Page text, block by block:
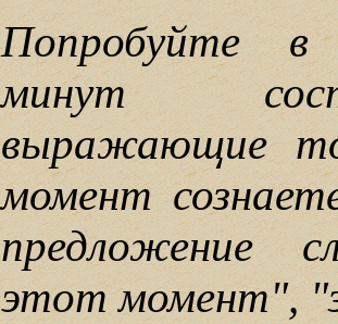
Попробуйте в
минут
выражающие
момент
предложение
этот момент",